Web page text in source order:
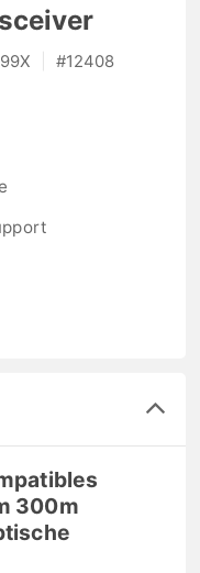
#12408
300m